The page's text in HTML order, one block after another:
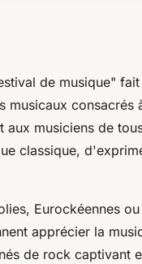
de musique"
musicaux consacrés
musiciens de
classique,
Eurockéennes
apprécier la
de rock captivant